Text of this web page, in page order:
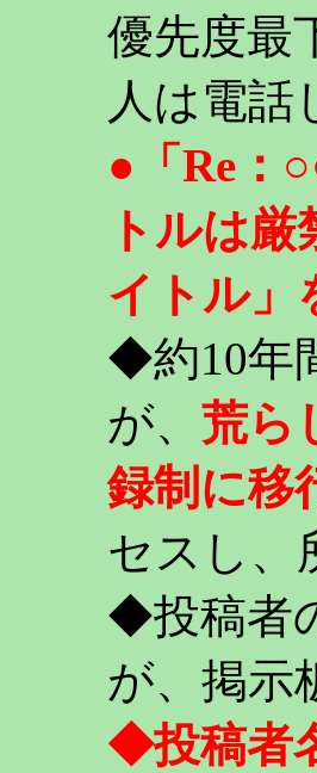
優先度最
人は電話
●「Re：
トルは
イトル」
◆約10年
が、 荒ら
録制に移
セスし、
◆投稿者
が、掲示
◆投稿者